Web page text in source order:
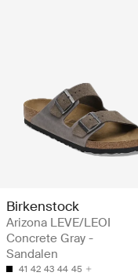
Birkenstock
Arizona LEVE/LEOI
Concrete Gray -
Sandalen
41 42 43 44 45